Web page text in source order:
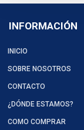
INFORMACIÓN
INICIO
SOBRE NOSOTROS
CONTACTO
¿DÓNDE ESTAMOS?
COMO COMPRAR